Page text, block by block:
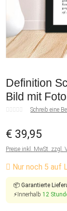
Definition
Bild mit Foto
Schreib eine
€ 39,95
Preise inkl. MwSt. zzgl.
Nur noch 5 auf
📦 Garantierte
⚡Innerhalb 12